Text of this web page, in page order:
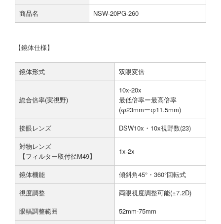
商品名
NSW-20PG-260
【鏡体仕様】
鏡体形式 双眼変倍
総合倍率(実視野)
10x-20x
最低倍率ー最高倍率
(φ23mmーφ11.5mm)
接眼レンズ
DSW10x・10x視野数(23)
対物レンズ
【フィルター取付径M49】
1x-2x
鏡体機能
傾斜角45°・360°回転式
視度調整
両眼視度調整可能(±7.2D)
眼幅調整範囲
52mm-75mm